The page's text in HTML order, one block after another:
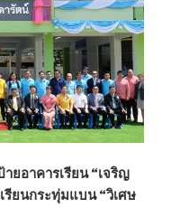
ยอาคารเรียน “เจริญ
รียนกระทุ่มแบน “วิเศษ